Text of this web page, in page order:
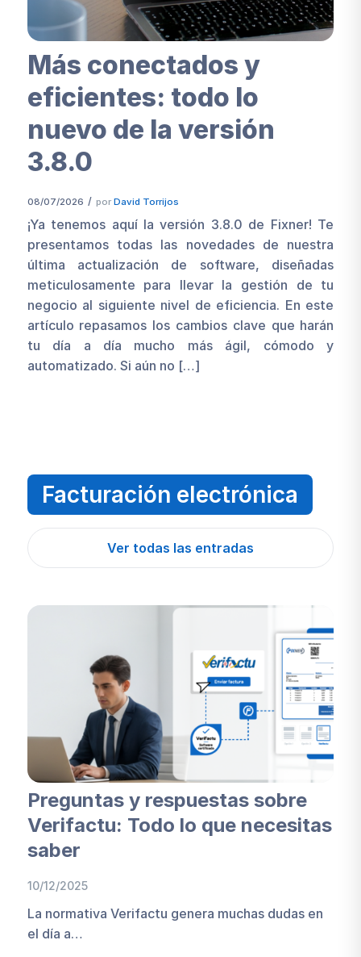
Más conectados y
eficientes: todo lo
nuevo de la versión
3.8.0
08/07/2026 / por David Torrijos
¡Ya tenemos aquí la versión 3.8.0 de Fixner! Te
presentamos todas las novedades de nuestra
última actualización de software, diseñadas
meticulosamente para llevar la gestión de tu
negocio al siguiente nivel de eficiencia. En este
artículo repasamos los cambios clave que harán
tu día a día mucho más ágil, cómodo y
automatizado. Si aún no […]
Facturación electrónica
Ver todas las entradas
Preguntas y respuestas sobre
Verifactu: Todo lo que necesitas
saber
10/12/2025
La normativa Verifactu genera muchas dudas en
el día a…